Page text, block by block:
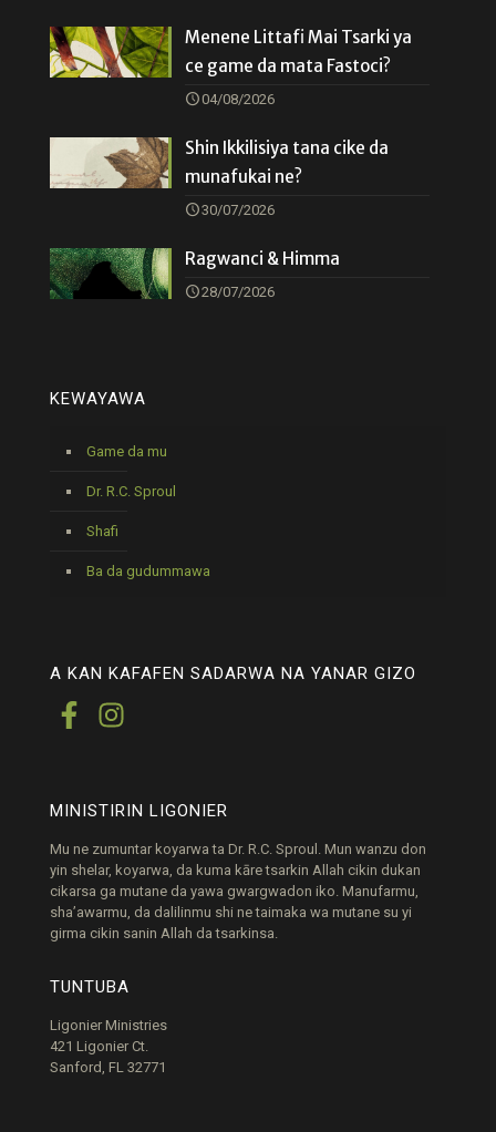
Menene Littafi Mai Tsarki ya
ce game da mata Fastoci?
04/08/2026
Shin Ikkilisiya tana cike da
munafukai ne?
30/07/2026
Ragwanci & Himma
28/07/2026
KEWAYAWA
Game da mu
Dr. R.C. Sproul
Shafi
Ba da gudummawa
A KAN KAFAFEN SADARWA NA YANAR GIZO
MINISTIRIN LIGONIER
Mu ne zumuntar koyarwa ta Dr. R.C. Sproul. Mun wanzu don
yin shelar, koyarwa, da kuma kāre tsarkin Allah cikin dukan
cikarsa ga mutane da yawa gwargwadon iko. Manufarmu,
sha’awarmu, da dalilinmu shi ne taimaka wa mutane su yi
girma cikin sanin Allah da tsarkinsa.
TUNTUBA
Ligonier Ministries
421 Ligonier Ct.
Sanford, FL 32771